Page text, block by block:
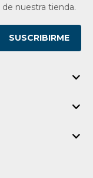
nuestra tienda.
SUSCRIBIRME